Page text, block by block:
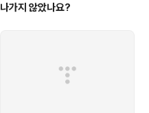
나가지 않았나요?